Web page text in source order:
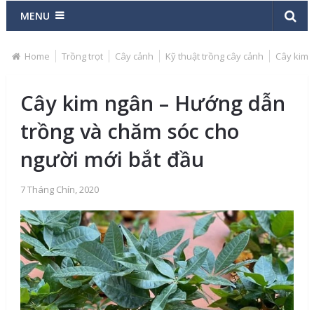
MENU
Home Trồng trọt Cây cảnh Kỹ thuật trồng cây cảnh Cây kim
Cây kim ngân – Hướng dẫn
trồng và chăm sóc cho
người mới bắt đầu
7 Tháng Chín, 2020